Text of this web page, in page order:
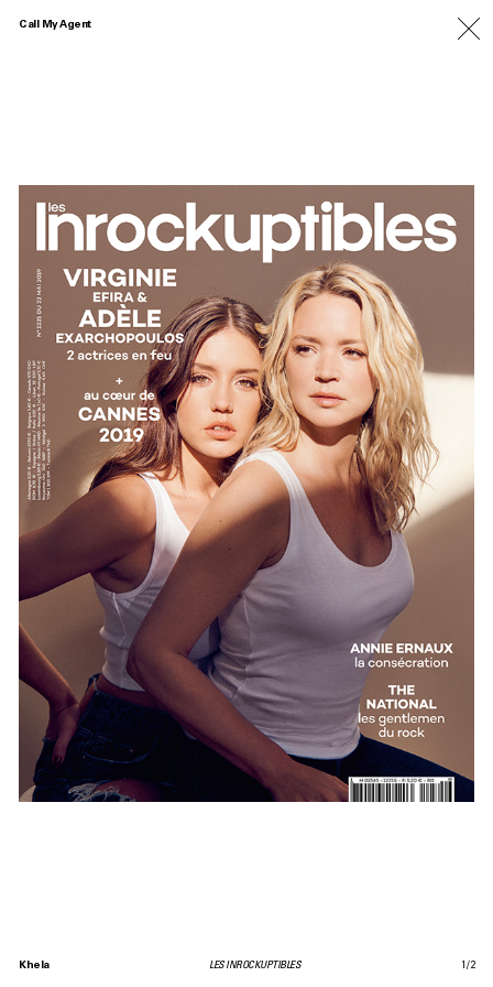
Call My Agent
Khela LES INROCKUPTIBLES 1 /2